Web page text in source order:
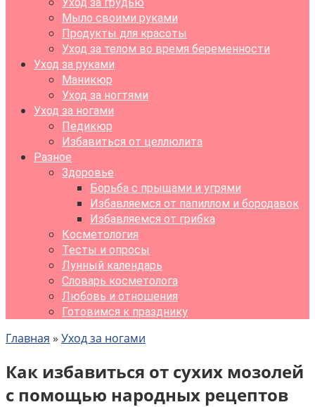
Мыло своими руками
Продукты для красоты
Уход за телом во время беременности
Уход за руками
Маникюр
Уход за ногтями
Уход за ногами
Педикюр
Избавиться от целлюлита
Разное
Здоровье
Борьба с прыщами и угрями
Избавляемся от папиллом и бородавок
Избавляемся от грибка
Косметология
Тесты и опросы
Лунный календарь
Словарь косметолога
Любовь и отношения
Готовимся к празднику
Главная » Уход за ногами
Как избавиться от сухих мозолей
с помощью народных рецептов